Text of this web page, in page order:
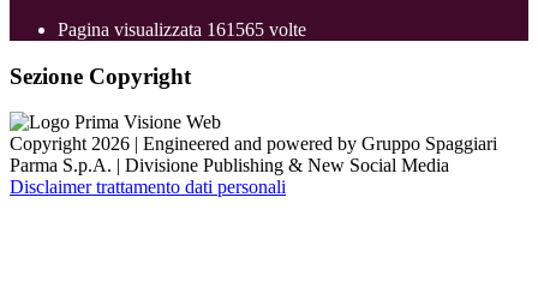
Pagina visualizzata 161565 volte
Sezione Copyright
Copyright 2026 | Engineered and powered by Gruppo Spaggiari
Parma S.p.A. | Divisione Publishing & New Social Media
Disclaimer trattamento dati personali